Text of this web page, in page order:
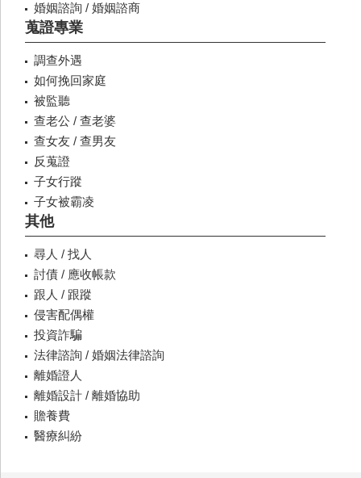
婚姻諮詢 / 婚姻諮商
蒐證專業
調查外遇
如何挽回家庭
被監聽
查老公 / 查老婆
查女友 / 查男友
反蒐證
子女行蹤
子女被霸凌
其他
尋人 / 找人
討債 / 應收帳款
跟人 / 跟蹤
侵害配偶權
投資詐騙
法律諮詢 / 婚姻法律諮詢
離婚證人
離婚設計 / 離婚協助
贍養費
醫療糾紛